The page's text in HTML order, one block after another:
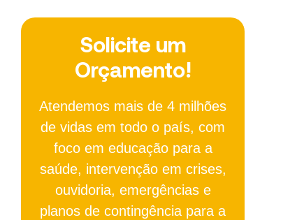
Solicite um
Orçamento!
Atendemos mais de 4 milhões
de vidas em todo o país, com
foco em educação para a
saúde, intervenção em crises,
ouvidoria, emergências e
planos de contingência para a